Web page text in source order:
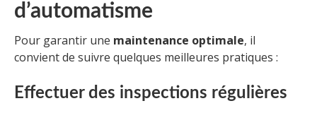
d’automatisme
Pour garantir une maintenance optimale, il
convient de suivre quelques meilleures pratiques :
Effectuer des inspections régulières